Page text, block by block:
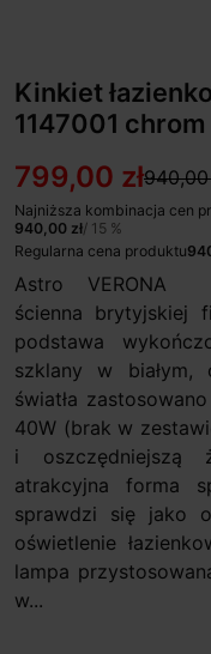
Kinkiet
1147001
799,00 zł940,00
Najniższa kombinacja cen
940,00 zł/ 15 %
Regularna cena produktu
Astro VERONA
ścienna brytyjskiej
podstawa
szklany w białym,
światła
40W (brak w
i oszczędniejszą
atrakcyjna forma
sprawdzi się jako
oświetlenie
lampa
w...